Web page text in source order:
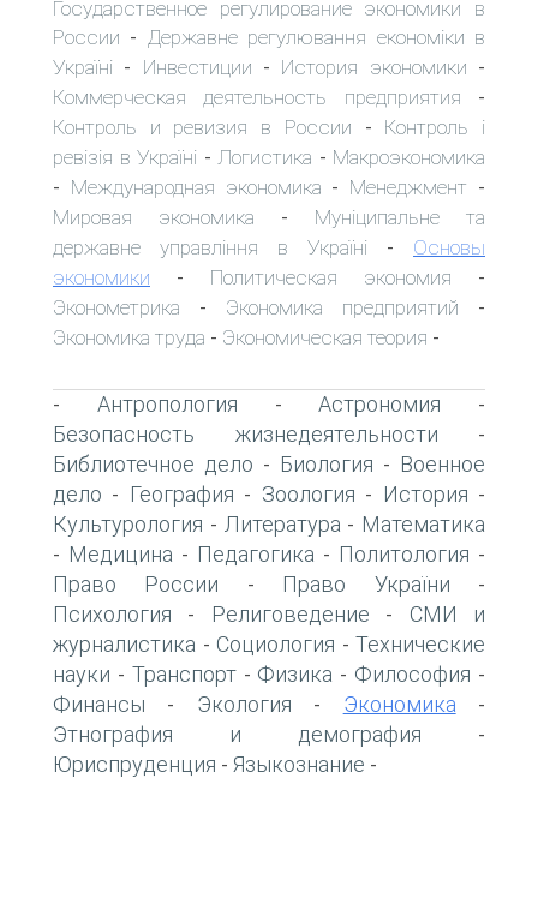
Государственное регулирование экономики в
России - Державне регулювання економіки в
Україні - Инвестиции - История экономики -
Коммерческая деятельность предприятия -
Контроль и ревизия в России - Контроль і
ревізія в Україні - Логистика - Макроэкономика
- Международная экономика - Менеджмент -
Мировая экономика - Муніципальне та
державне управління в Україні - Основы
экономики - Политическая экономия -
Эконометрика - Экономика предприятий -
Экономика труда - Экономическая теория -
- Антропология -Астрономия -
Безопасность жизнедеятельности -
Библиотечное дело - Биология - Военное
дело - География - Зоология - История -
Культурология - Литература - Математика
- Медицина - Педагогика - Политология -
Право России - Право України -
Психология - Религоведение - СМИ и
журналистика - Социология - Технические
науки - Транспорт- Физика - Философия -
Финансы - Экология - Экономика -
Этнография и демография -
Юриспруденция - Языкознание -